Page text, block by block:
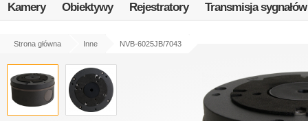
Kamery Obiektywy Rejestratory Transmisja sygnałów
Strona główna Inne NVB-6025JB/7043